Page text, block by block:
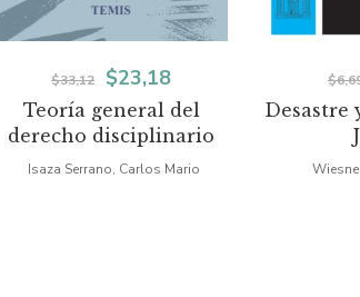
Teoría general del
derecho disciplinario
$33,12
El
precio
$23,18El
precio
Isaza Serrano, Carlos Mario
Desastre
$